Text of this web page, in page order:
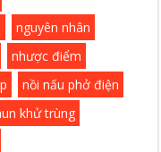
nguyên nhân
nhược điểm
nồi nấu phở điện
khử trùng